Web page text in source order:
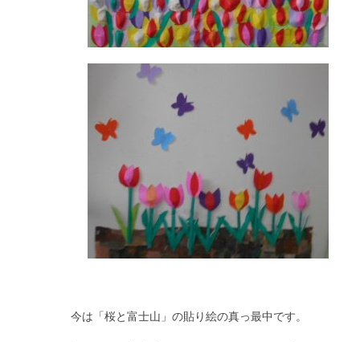
今は「桜と富士山」の貼り絵の真っ最中です。